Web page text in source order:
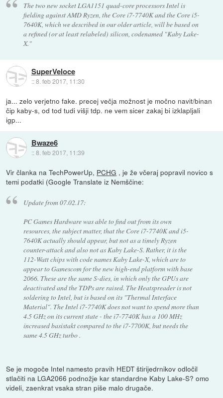
The two new socket LGA1151 quad-core processors Intel is
fielding against AMD Ryzen, the Core i7-7740K and the Core i5-
7640K, which we described in our older article, will be based on
a refined (or at least relabeled) silicon, codenamed "Kaby Lake-
X."
SuperVeloce
::8. feb 2017, 11:30
ja... zelo verjetno fake. precej večja možnost je močno navit/binan
čip kaby-s, od tod tudi višji tdp. ne vem sicer zakaj bi izklapljali
igp...
Bwaze6
::8. feb 2017, 11:39
Vir članka na TechPowerUp, PCHG , je že včeraj popravil novico s
temi podatki (Google Translate iz Nemščine:
Update from 07.02.17:
PC Games Hardware was able to find out from its own
resources, the subject matter, that the Core i7-7740K and i5-
7640K actually should appear, but not as a timely Ryzen
counter-attack and also not as Kaby Lake-S. Rather, it is the
112-Watt chips with code names Kaby Lake-X, which are to
appear to Gamescom for the new high-end platform with base
2066. These are the same S-dies, in which only the GPUs are
deactivated and the TDPs are raised. The Heatspreader is not
soldering to Intel, but is based on its "Thermal Interface
Material". The Intel i7-7740K does not want to spend more than
4.5 GHz on its current state - the i7-7740K has a 100 MHz
increased basistakt compared to the i7-7700K, but needs the
same 4.5 GHz turbo .
Se je mogoče Intel namesto pravih HEDT štirijedrnikov odločil
stlačiti na LGA2066 podnožje kar standardne Kaby Lake-S? omo
videli, zaenkrat vsaka stran piše malo drugače.